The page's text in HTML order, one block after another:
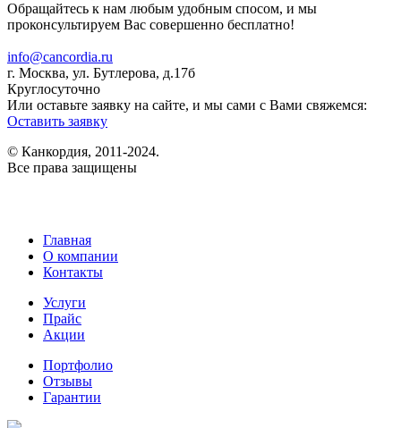
Обращайтесь к нам любым удобным спосом, и мы
проконсультируем Вас совершенно бесплатно!
info@cancordia.ru
г. Москва, ул. Бутлерова, д.17б
Круглосуточно
Или оставьте заявку на сайте, и мы сами с Вами свяжемся:
Оставить заявку
© Канкордия, 2011-2024.
Все права защищены
Главная
О компании
Контакты
Услуги
Прайс
Акции
Портфолио
Отзывы
Гарантии